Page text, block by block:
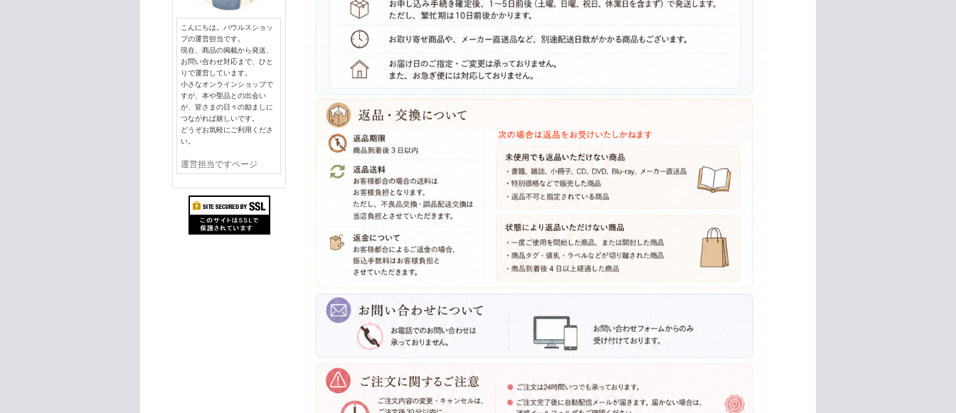
こんにちは。パウルスショッ
プの運営担当です。
現在、商品の掲載から発送、
お問い合わせ対応まで、ひと
りで運営しています。
小さなオンラインショップで
すが、本や聖品との出会い
が、皆さまの日々の励ましに
つながれば嬉しいです。
どうぞお気軽にご利用くださ
い。
運営担当ですページ